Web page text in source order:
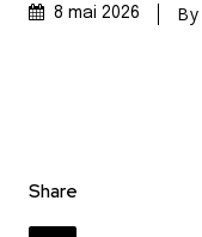
8 mai 2026 By
Share